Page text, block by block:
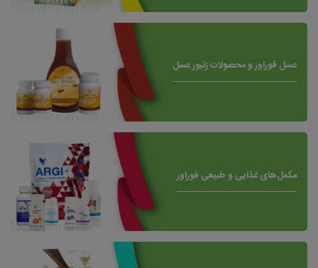
عسل فوراور و محصولات زنبور عسل
مکمل‌های غذایی و طبیعی فوراور